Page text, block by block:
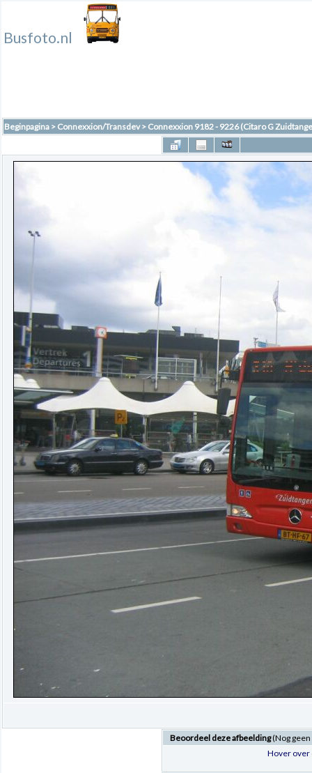
Busfoto.nl
Beginpagina > Connexxion/Transdev> Connexxion 9182 - 9226 (Citaro G
Beoordeel deze afbeelding(Nog
Hover over